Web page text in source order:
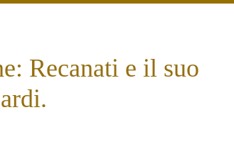
Recanati e il suo